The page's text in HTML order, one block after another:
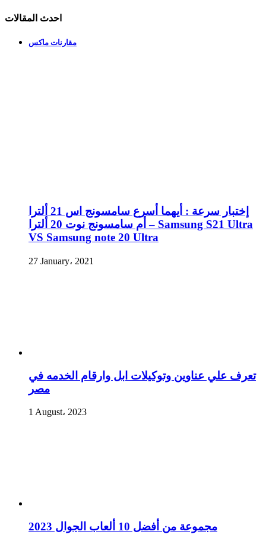
احدث المقالات
مقارنات ماكس
إختبار سرعة : أيهما أسرع سامسونج اس 21 ألترا
أم سامسونج نوت 20 ألترا – Samsung S21 Ultra
VS Samsung note 20 Ultra
27 January، 2021
تعرف علي عناوين وتوكيلات ابل وارقام الخدمه في
مصر
1 August، 2023
مجموعة من أفضل 10 ألعاب الجوال 2023